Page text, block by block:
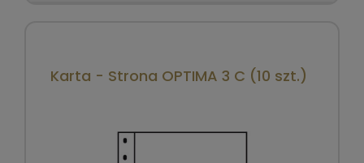
Karta - Strona OPTIMA 3 C (10 szt.)